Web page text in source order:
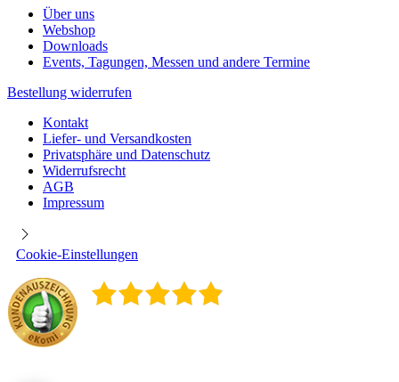
Über uns
Webshop
Downloads
Events, Tagungen, Messen und andere Termine
Bestellung widerrufen
Kontakt
Liefer- und Versandkosten
Privatsphäre und Datenschutz
Widerrufsrecht
AGB
Impressum
Cookie-Einstellungen